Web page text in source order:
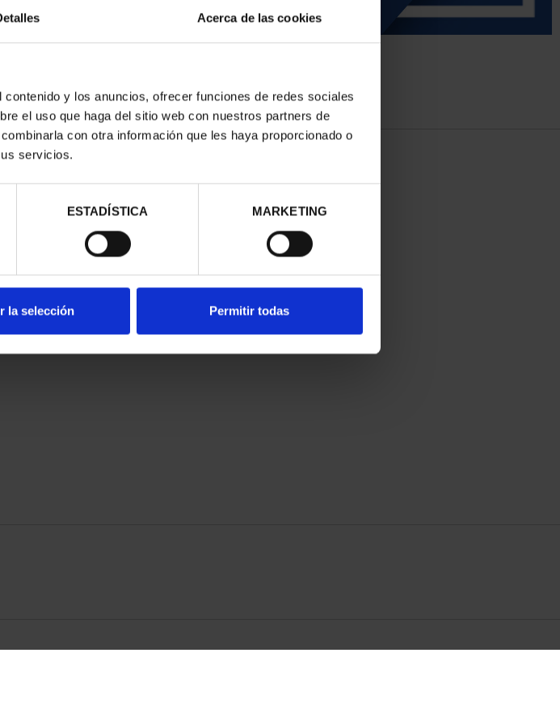
Acerca de las cookies
y los anuncios, ofrecer funciones de redes sociales
el uso que haga del sitio web con nuestros partners de
con otra información que les haya proporcionado o
servicios.
ESTADÍSTICA MARKETING
la selección Permitir todas